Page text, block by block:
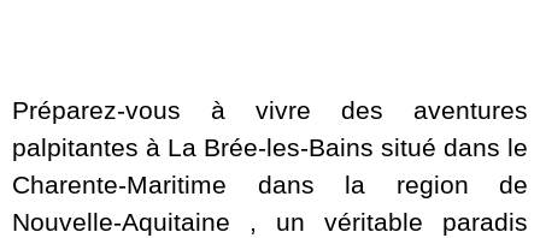
Préparez-vous à vivre des aventures
palpitantes à La Brée-les-Bains situé dans le
Charente-Maritime dans la region de
Nouvelle-Aquitaine , un véritable paradis